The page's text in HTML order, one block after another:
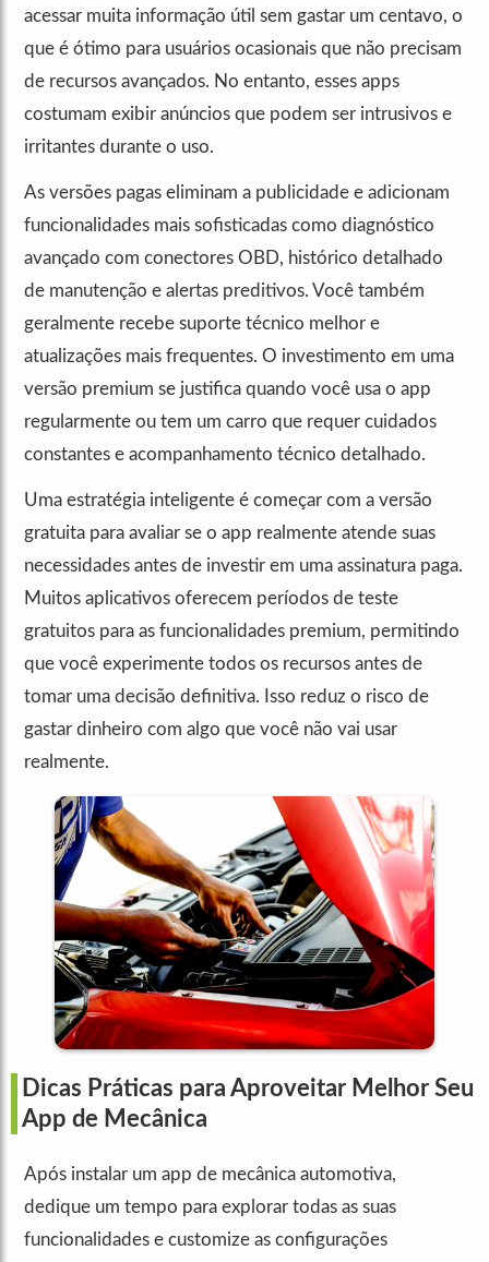
acessar muita informação útil sem gastar um centavo, o
que é ótimo para usuários ocasionais que não precisam
de recursos avançados. No entanto, esses apps
costumam exibir anúncios que podem ser intrusivos e
irritantes durante o uso.
As versões pagas eliminam a publicidade e adicionam
funcionalidades mais sofisticadas como diagnóstico
avançado com conectores OBD, histórico detalhado
de manutenção e alertas preditivos. Você também
geralmente recebe suporte técnico melhor e
atualizações mais frequentes. O investimento em uma
versão premium se justifica quando você usa o app
regularmente ou tem um carro que requer cuidados
constantes e acompanhamento técnico detalhado.
Uma estratégia inteligente é começar com a versão
gratuita para avaliar se o app realmente atende suas
necessidades antes de investir em uma assinatura paga.
Muitos aplicativos oferecem períodos de teste
gratuitos para as funcionalidades premium, permitindo
que você experimente todos os recursos antes de
tomar uma decisão definitiva. Isso reduz o risco de
gastar dinheiro com algo que você não vai usar
realmente.
Dicas Práticas para Aproveitar Melhor Seu
App de Mecânica
Após instalar um app de mecânica automotiva,
dedique um tempo para explorar todas as suas
funcionalidades e customize as configurações